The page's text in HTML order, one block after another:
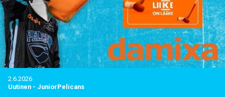
2.6.2026
Uutinen - JuniorPelicans